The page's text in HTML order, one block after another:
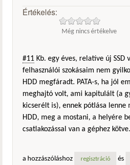
Értékelés:
Még nincs értékelve
#11 Kb. egy éves, relatíve új SSD
felhasználói szokásaim nem
HDD megfáradt. PATA-s, ha jól
meghajtó volt, ami kapitulált (a
kicserélt is), ennek pótlása lenne
HDD, meg a mostani, a helyére
csatlakozással van a géphez kötve.
a hozzászóláshoz regisztráció és